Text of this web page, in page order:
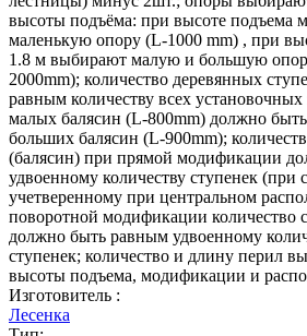
высоты подъёма: при высоте подъема
маленькую опору (L-1000 mm) , при
1.8 м выбирают малую и большую
2000mm); количество деревянных
равным количеству всех установочных
малых балясин (L-800mm) должно
больших балясин (L-900mm);
(балясин) при прямой модификации
удвоенному количеству ступенек
учетверенному при центральном
поворотной модификации количество
должно быть равным удвоенному
ступенек; количество и длину перил
высоты подъема, модификации и
Изготовитель :
Лесенка